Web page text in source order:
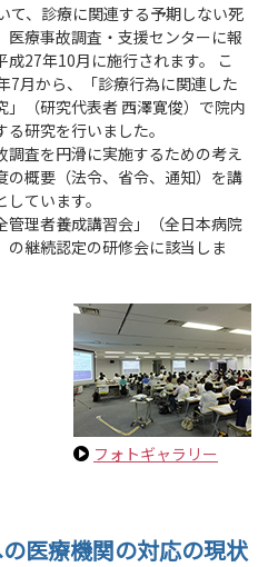
、診療に関連する予期しない死
療事故調査・支援センターに報
27年10月に施行されます。 こ
7月から、「診療行為に関連した
（研究代表者 西澤寛俊）で院内
研究を行いました。
査を円滑に実施するための考え
の概要（法令、省令、通知）を講
ています。
理者養成講習会」（全日本病院
継続認定の研修会に該当しま
フォトギャラリー
の医療機関の対応の現状